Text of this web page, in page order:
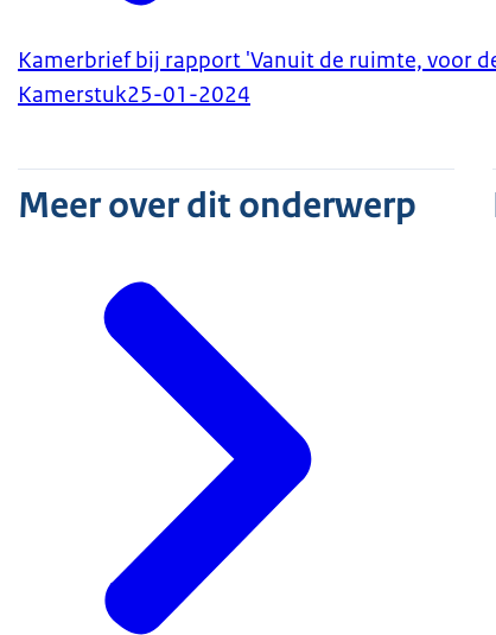
Kamerbrief bij rapport 'Vanuit de ruimte, voor
Kamerstuk25-01-2024
Meer over dit onderwerp